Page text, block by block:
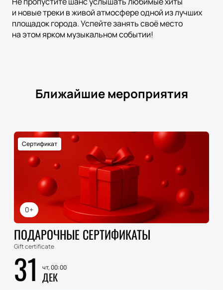
и новые треки в живой атмосфере одной из лучших
площадок города. Успейте занять своё место
на этом ярком музыкальном событии!
Ближайшие мероприятия
0+
Сертификат
ПОДАРОЧНЫЕ СЕРТИФИКАТЫ
Gift certificate
31 чт, 00:00
ДЕК